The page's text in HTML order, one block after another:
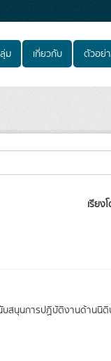
ม เกี่ยวกับ ตัวอย่
เรียง
นับสนุนการปฏิบัติงานด้า